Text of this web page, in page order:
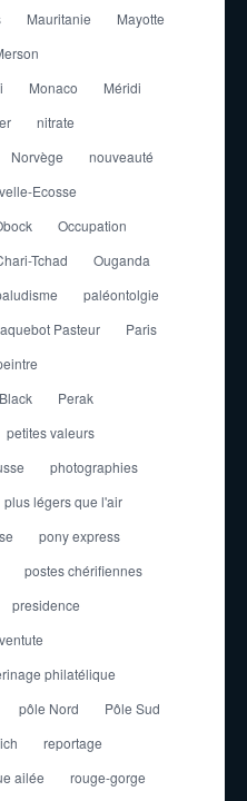
Mauritanie
Mayotte
Monaco
Méridi
nitrate
Norvège
nouveauté
Ecosse
Occupation
Tchad
Ouganda
paléontolgie
Pasteur
Paris
Perak
petites valeurs
photographies
plus légers que l'air
pony express
postes chérifiennes
presidence
philatélique
pôle Nord
Pôle Sud
reportage
ailée
rouge-gorge